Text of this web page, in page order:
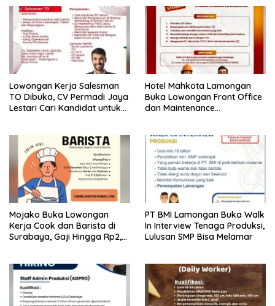
Lowongan Kerja Salesman
TO Dibuka, CV Permadi Jaya
Lestari Cari Kandidat untuk
Hotel Mahkota Lamongan
Buka Lowongan Front Office
dan Maintenance
Mojako Buka Lowongan
Kerja Cook dan Barista di
Surabaya, Gaji Hingga Rp2,5
PT BMI Lamongan Buka Walk
In Interview Tenaga Produksi,
Lulusan SMP Bisa Melamar